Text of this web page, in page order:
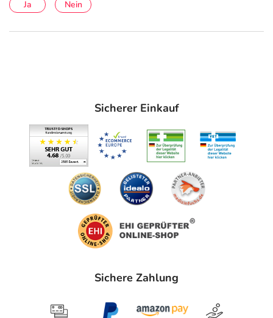
Ja
Nein
Sicherer Einkauf
Sichere Zahlung